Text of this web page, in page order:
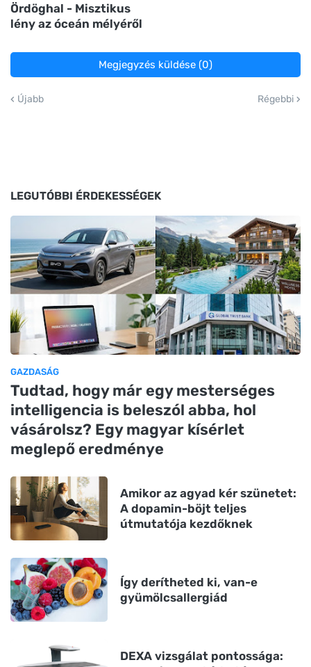
Ördöghal - Misztikus
lény az óceán mélyéről
Megjegyzés küldése (0)
Újabb Régebbi
LEGUTÓBBI ÉRDEKESSÉGEK
GAZDASÁG
Tudtad, hogy már egy mesterséges
intelligencia is beleszól abba, hol
vásárolsz? Egy magyar kísérlet
meglepő eredménye
Amikor az agyad kér szünetet:
A dopamin-böjt teljes
útmutatója kezdőknek
Így derítheted ki, van-e
gyümölcsallergiád
DEXA vizsgálat pontossága: